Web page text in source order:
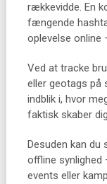
rækkevidde. En
fængende
oplevelse online
Ved at tracke
eller geotags på
indblik i, hvor
faktisk skaber
Desuden kan du
offline synlighed
events eller